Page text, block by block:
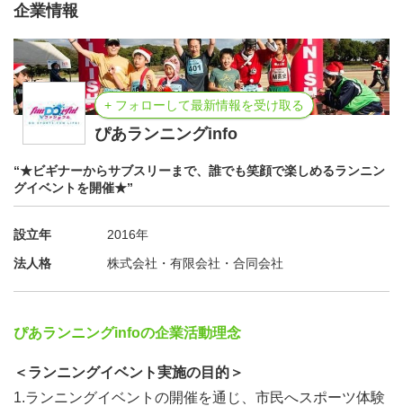
企業情報
+ フォローして最新情報を受け取る
ぴあランニングinfo
“★ビギナーからサブスリーまで、誰でも笑顔で楽しめるランニン
グイベントを開催★”
設立年
2016年
法人格
株式会社・有限会社・合同会社
ぴあランニングinfoの企業活動理念
＜ランニングイベント実施の目的＞
1.ランニングイベントの開催を通じ、市民へスポーツ体験